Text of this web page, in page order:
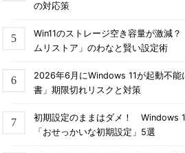
の対応策
Win11のストレージ空き容量が激減
ムリストア」のわなと賢い設定術
2026年6月にWindows 11が起動不
書」期限切れリスクと対策
初期設定のままはダメ！ Windows
「おせっかいな初期設定」5選